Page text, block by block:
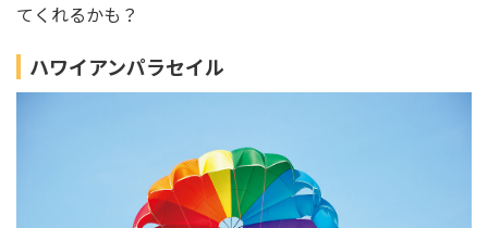
てくれるかも？
ハワイアンパラセイル